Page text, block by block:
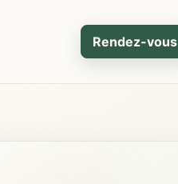
Rendez-vous